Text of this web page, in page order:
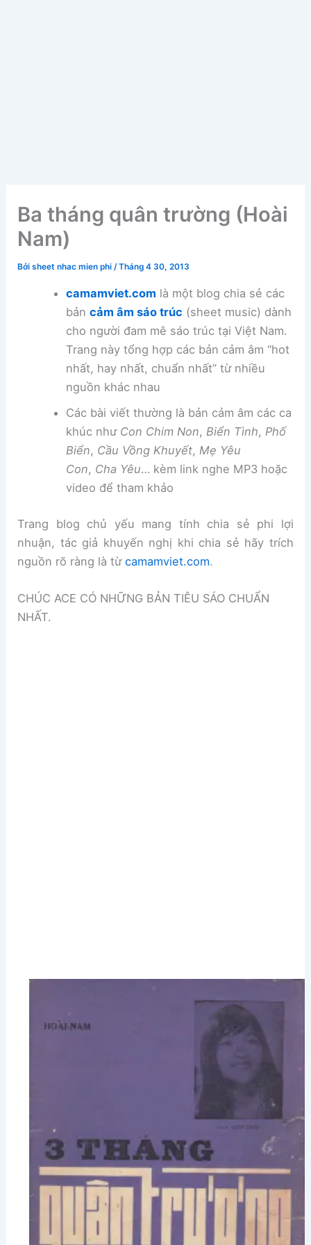
Ba tháng quân trường (Hoài
Nam)
Bởisheet nhac mien phi/Tháng 4 30, 2013
camamviet.com là một blog chia sẻ các
bản cảm âm sáo trúc (sheet music) dành
cho người đam mê sáo trúc tại Việt Nam.
Trang này tổng hợp các bản cảm âm “hot
nhất, hay nhất, chuẩn nhất” từ nhiều
nguồn khác nhau
Các bài viết thường là bản cảm âm các ca
khúc như Con Chim Non, Biển Tình, Phố
Biển, Cầu Vồng Khuyết, Mẹ Yêu
Con, Cha Yêu… kèm link nghe MP3 hoặc
video để tham khảo
Trang blog chủ yếu mang tính chia sẻ phi lợi
nhuận, tác giả khuyến nghị khi chia sẻ hãy trích
nguồn rõ ràng là từcamamviet.com.
CHÚC ACE CÓ NHỮNG BẢN TIÊU SÁO CHUẨN
NHẤT.